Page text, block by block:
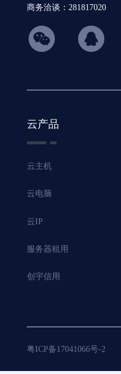
商务洽谈：281817020
hicon34
云产品
云主机
云电脑
云IP
服务器租用
创宇信用
粤ICP备17041066号-2